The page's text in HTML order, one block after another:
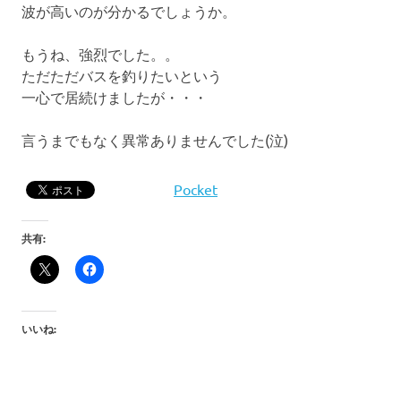
波が高いのが分かるでしょうか。
もうね、強烈でした。。
ただただバスを釣りたいという
一心で居続けましたが・・・
言うまでもなく異常ありませんでした(泣)
Pocket
共有:
いいね: